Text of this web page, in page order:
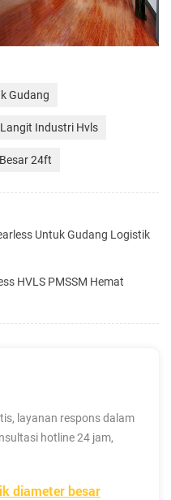
Gudang
Industri Hvls
24ft
Untuk Gudang Logistik
HVLS PMSSM Hemat
layanan respons dalam
hotline 24 jam,
diameter besar